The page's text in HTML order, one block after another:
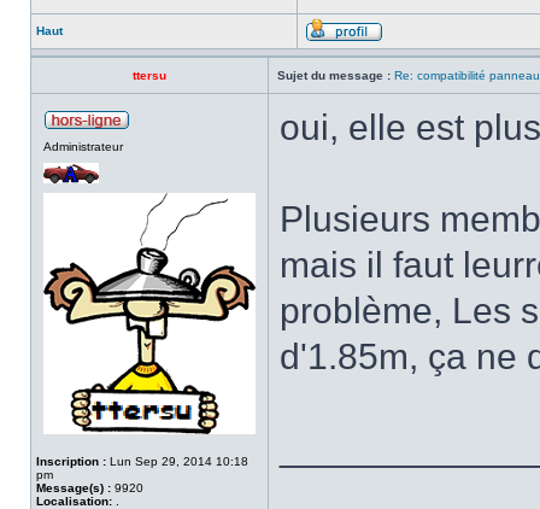
Haut
ttersu Sujet du message : Re: compatibilité
Administrateur
Inscription : Lun Sep 29, 2014 10:18
pm
Message(s) : 9920
Localisation:
oui, elle est
Plusieurs
mais il faut
problème, Les
d'1.85m, ça ne